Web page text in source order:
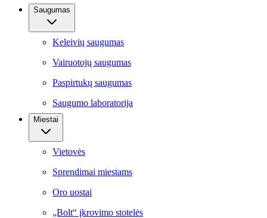
Saugumas
Keleivių saugumas
Vairuotojų saugumas
Paspirtukų saugumas
Saugumo laboratorija
Miestai
Vietovės
Sprendimai miestams
Oro uostai
„Bolt“ įkrovimo stotelės